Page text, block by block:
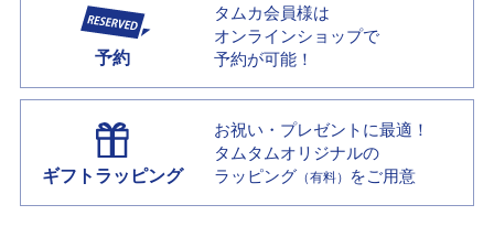
予約
タムカ会員様は
オンラインショップで
予約が可能！
ギフトラッピング
お祝い・プレゼントに最適！
タムタムオリジナルの
ラッピング （有料） をご用意